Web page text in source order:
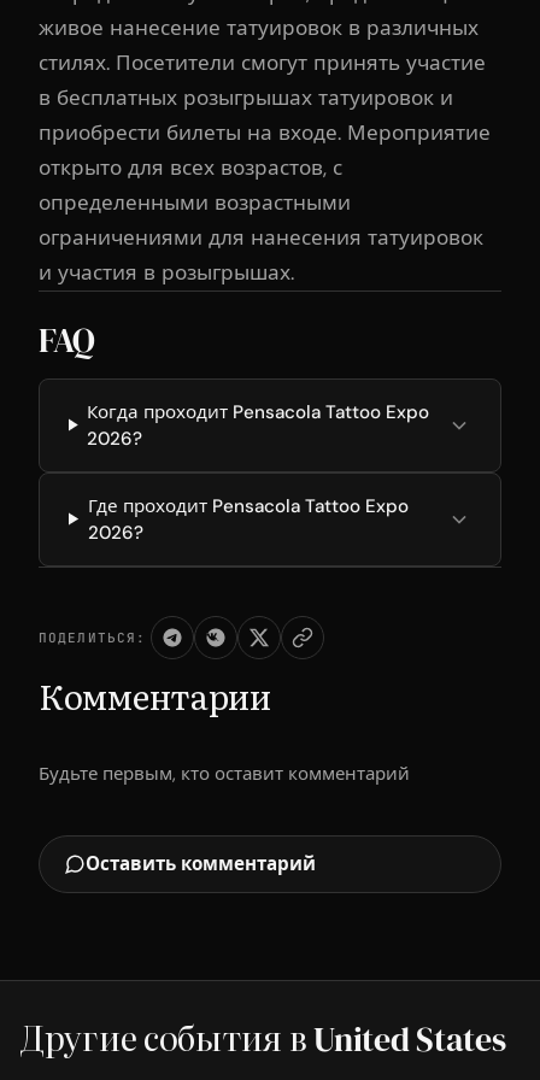
живое нанесение татуировок в различных
стилях. Посетители смогут принять участие
в бесплатных розыгрышах татуировок и
приобрести билеты на входе. Мероприятие
открыто для всех возрастов, с
определенными возрастными
ограничениями для нанесения татуировок
и участия в розыгрышах.
FAQ
Когда проходит Pensacola Tattoo Expo
2026?
Где проходит Pensacola Tattoo Expo
2026?
ПОДЕЛИТЬСЯ:
Комментарии
Будьте первым, кто оставит комментарий
Оставить комментарий
Другие события в United States